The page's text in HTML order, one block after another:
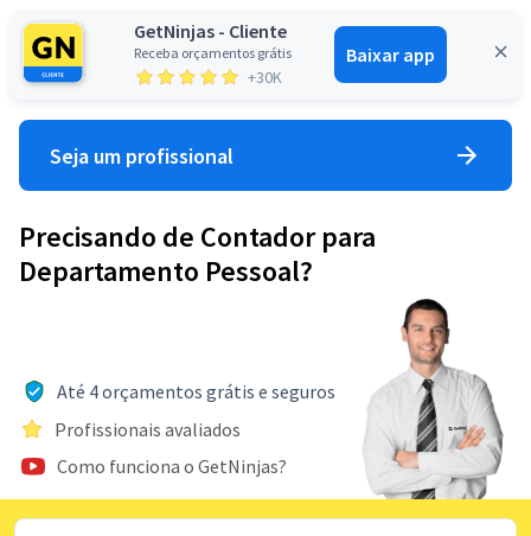
GetNinjas - Cliente
Receba orçamentos grátis
+30K
Baixar app
Entrar
Seja um profissional
Precisando de Contador para
Departamento Pessoal?
Até 4 orçamentos grátis e seguros
Profissionais avaliados
Como funciona o GetNinjas?